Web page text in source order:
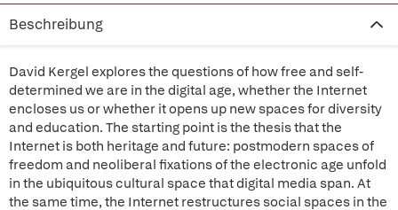
Beschreibung
David Kergel explores the questions of how free and self-
determined we are in the digital age, whether the Internet
encloses us or whether it opens up new spaces for diversity
and education. The starting point is the thesis that the
Internet is both heritage and future: postmodern spaces of
freedom and neoliberal fixations of the electronic age unfold
in the ubiquitous cultural space that digital media span. At
the same time, the Internet restructures social spaces in the